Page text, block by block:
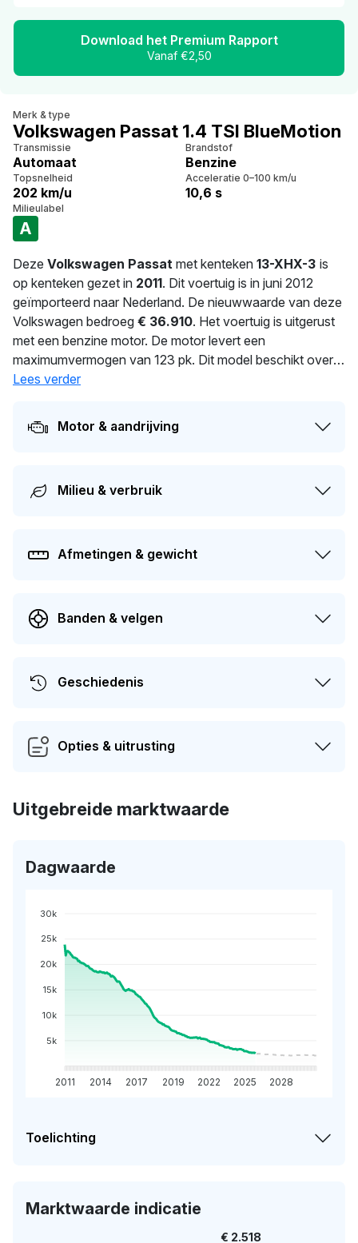
Download het Premium Rapport
Vanaf €2,50
Merk & type
Volkswagen Passat 1.4 TSI BlueMotion
Transmissie
Automaat
Brandstof
Benzine
Topsnelheid
202 km/u
Acceleratie 0–100 km/u
10,6 s
Milieulabel
A
Deze Volkswagen Passat met kenteken 13-XHX-3 is
op kenteken gezet in 2011. Dit voertuig is in juni 2012
geïmporteerd naar Nederland. De nieuwwaarde van deze
Volkswagen bedroeg € 36.910. Het voertuig is uitgerust
met een benzine motor. De motor levert een
maximumvermogen van 123 pk. Dit model beschikt over
een 1390 cc motor met 4 cilinders. Het gemiddeld
gewicht van 1.507 kg. De laatste tenaamstelling van deze
auto vond plaats in 2026. De volgende APK-keuring staat
van deze auto ligt rond de
Lees verder
Motor & aandrijving
Milieu & verbruik
Afmetingen & gewicht
Banden & velgen
Geschiedenis
Opties & uitrusting
Uitgebreide marktwaarde
Dagwaarde
30k
25k
20k
15k
10k
5k
2011 2014 2017 2019 2022 2025 2028
Toelichting
Marktwaarde indicatie
€ 2.518